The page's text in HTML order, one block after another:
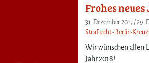
Frohes neues
31. Dezember 2017 /29.
Strafrecht - Berlin-
Wir wünschen allen
Jahr 2018!